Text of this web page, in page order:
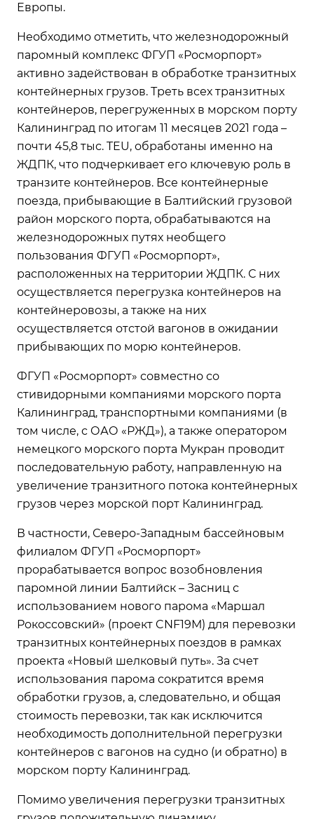
Европы.
Необходимо отметить, что железнодорожный
паромный комплекс ФГУП «Росморпорт»
активно задействован в обработке транзитных
контейнерных грузов. Треть всех транзитных
контейнеров, перегруженных в морском порту
Калининград по итогам 11 месяцев 2021 года –
почти 45,8 тыс. TEU, обработаны именно на
ЖДПК, что подчеркивает его ключевую роль в
транзите контейнеров. Все контейнерные
поезда, прибывающие в Балтийский грузовой
район морского порта, обрабатываются на
железнодорожных путях необщего
пользования ФГУП «Росморпорт»,
расположенных на территории ЖДПК. С них
осуществляется перегрузка контейнеров на
контейнеровозы, а также на них
осуществляется отстой вагонов в ожидании
прибывающих по морю контейнеров.
ФГУП «Росморпорт» совместно со
стивидорными компаниями морского порта
Калининград, транспортными компаниями (в
том числе, с ОАО «РЖД»), а также оператором
немецкого морского порта Мукран проводит
последовательную работу, направленную на
увеличение транзитного потока контейнерных
грузов через морской порт Калининград.
В частности, Северо-Западным бассейновым
филиалом ФГУП «Росморпорт»
прорабатывается вопрос возобновления
паромной линии Балтийск – Засниц с
использованием нового парома «Маршал
Рокоссовский» (проект CNF19М) для перевозки
транзитных контейнерных поездов в рамках
проекта «Новый шелковый путь». За счет
использования парома сократится время
обработки грузов, а, следовательно, и общая
стоимость перевозки, так как исключится
необходимость дополнительной перегрузки
контейнеров с вагонов на судно (и обратно) в
морском порту Калининград.
Помимо увеличения перегрузки транзитных